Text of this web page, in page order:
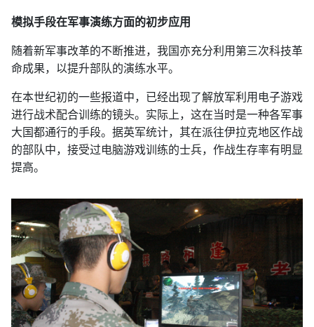
模拟手段在军事演练方面的初步应用
随着新军事改革的不断推进，我国亦充分利用第三次科技革
命成果，以提升部队的演练水平。
在本世纪初的一些报道中，已经出现了解放军利用电子游戏
进行战术配合训练的镜头。实际上，这在当时是一种各军事
大国都通行的手段。据英军统计，其在派往伊拉克地区作战
的部队中，接受过电脑游戏训练的士兵，作战生存率有明显
提高。